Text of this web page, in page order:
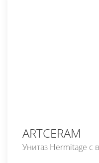
ARTCERAM
Унитаз Hermitage с